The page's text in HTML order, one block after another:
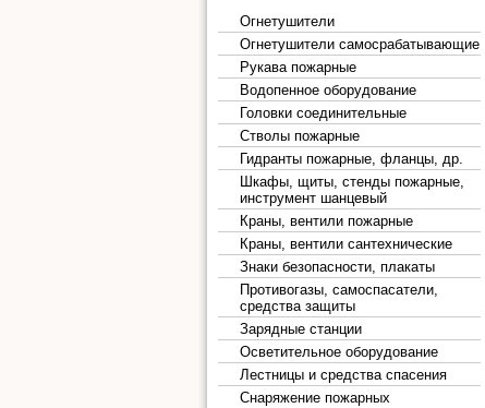
Огнетушители
Огнетушители самосрабатывающие
Рукава пожарные
Водопенное оборудование
Головки соединительные
Стволы пожарные
Гидранты пожарные, фланцы, др.
Шкафы, щиты, стенды пожарные,
инструмент шанцевый
Краны, вентили пожарные
Краны, вентили сантехнические
Знаки безопасности, плакаты
Противогазы, самоспасатели,
средства защиты
Зарядные станции
Осветительное оборудование
Лестницы и средства спасения
Снаряжение пожарных